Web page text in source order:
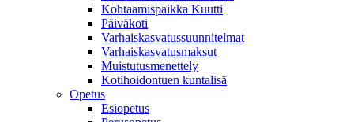
Kohtaamispaikka Kuutti
Päiväkoti
Varhaiskasvatussuunnitelmat
Varhaiskasvatusmaksut
Muistutusmenettely
Kotihoidontuen kuntalisä
Opetus
Esiopetus